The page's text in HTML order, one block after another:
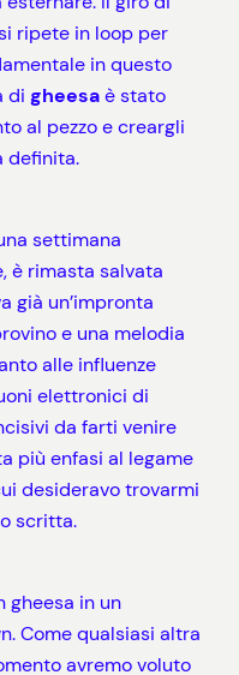
ripete in loop per
in questo
di gheesaè stato
al pezzo e creargli
definita.
settimana
è rimasta salvata
già un’impronta
e una melodia
alle influenze
elettronici di
da farti venire
più enfasi al legame
desideravo trovarmi
scritta.
gheesa in un
Come qualsiasi altra
avremo voluto